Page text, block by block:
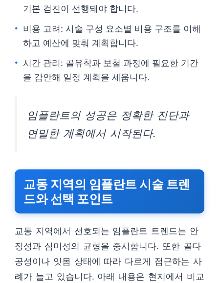
기본 검진이 선행돼야 합니다.
비용 고려: 시술 구성 요소별 비용 구조를 이해
하고 예산에 맞춰 계획합니다.
시간 관리: 골유착과 보철 과정에 필요한 기간
을 감안해 일정 계획을 세웁니다.
임플란트의 성공은 정확한 진단과
면밀한 계획에서 시작된다.
교동 지역의 임플란트 시술 트렌
드와 선택 포인트
교동 지역에서 선호되는 임플란트 트렌드는 안
정성과 심미성의 균형을 중시합니다. 또한 골다
공성이나 잇몸 상태에 따라 다르게 접근하는 사
례가 늘고 있습니다. 아래 내용은 현지에서 비교